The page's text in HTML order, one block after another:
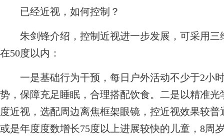
已经近视，如何控制？
朱剑锋介绍，控制近视进一步发展，可采用三
在50度以内：
一是基础行为干预，每日户外活动不少于2小
势，保障充足睡眠，合理搭配饮食。二是以精准
度近视，选配周边离焦框架眼镜，控近视效果较
或是年度度数增长75度以上进展较快的儿童，8周